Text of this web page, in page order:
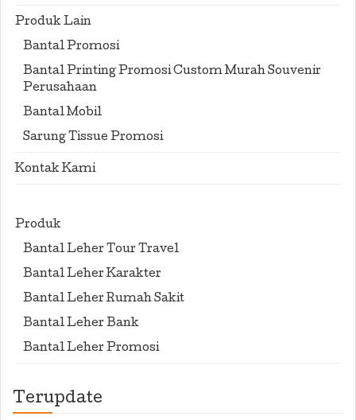
Produk Lain
Bantal Promosi
Bantal Printing Promosi Custom Murah Souvenir
Perusahaan
Bantal Mobil
Sarung Tissue Promosi
Kontak Kami
Produk
Bantal Leher Tour Travel
Bantal Leher Karakter
Bantal Leher Rumah Sakit
Bantal Leher Bank
Bantal Leher Promosi
Terupdate